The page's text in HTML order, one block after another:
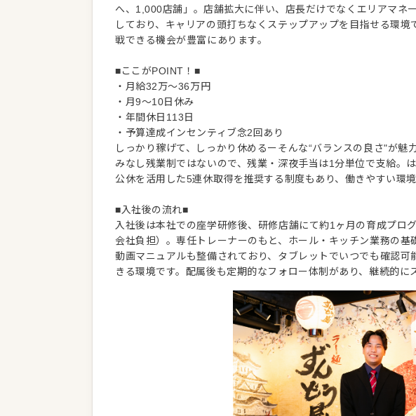
へ、1,000店舗」。店舗拡大に伴い、店長だけでなくエリアマネ
しており、キャリアの頭打ちなくステップアップを目指せる環
戦できる機会が豊富にあります。
■ここがPOINT！■
・月給32万～36万円
・月9～10日休み
・年間休日113日
・予算達成インセンティブ念2回あり
しっかり稼げて、しっかり休めるーそんな“バランスの良さ"が魅力
みなし残業制ではないので、残業・深夜手当は1分単位で支給。
公休を活用した5連休取得を推奨する制度もあり、働きやすい環
■入社後の流れ■
入社後は本社での座学研修後、研修店舗にて約1ヶ月の育成プロ
会社負担）。専任トレーナーのもと、ホール・キッチン業務の基
動画マニュアルも整備されており、タブレットでいつでも確認
きる環境です。配属後も定期的なフォロー体制があり、継続的に